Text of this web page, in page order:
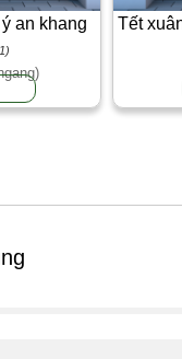
an khang
Tết